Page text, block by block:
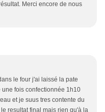
Merci encore de nous
le four j'ai laissé la pate
fois confectionnée 1h10
et je suus tres contente du
resultat final mais rien qu'à la